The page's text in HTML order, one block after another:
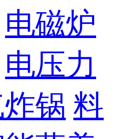
电磁炉
电压力
锅 料